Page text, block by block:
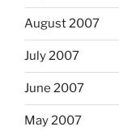
August 2007
July 2007
June 2007
May 2007